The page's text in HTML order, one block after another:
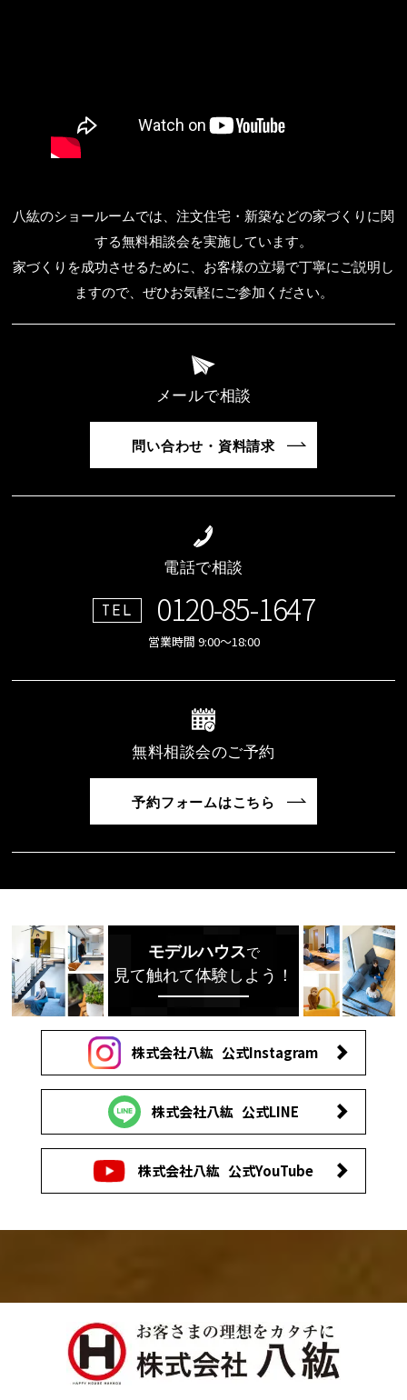
八紘のショールームでは、注文住宅・新築などの家づくりに関
する無料相談会を実施しています。
家づくりを成功させるために、お客様の立場で丁寧にご説明し
ますので、ぜひお気軽にご参加ください。
メールで相談
問い合わせ・資料請求
電話で相談
TEL 0120-85-1647
営業時間 9:00～18:00
無料相談会のご予約
予約フォームはこちら
モデルハウスで
見て触れて体験しよう！
株式会社八紘 公式Instagram
株式会社八紘 公式LINE
株式会社八紘 公式YouTube